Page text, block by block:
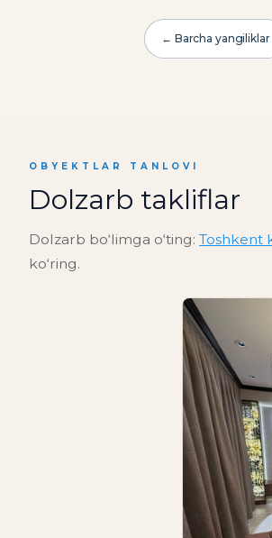
← Barcha yangiliklar
OBYEKTLAR TANLOVI
Dolzarb takliflar
Dolzarb bo‘limga o‘ting: Toshkent
ko‘ring.